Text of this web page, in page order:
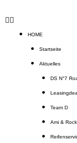
HOME
Startseite
Aktuelles
DS N°7
Team D
Ami &